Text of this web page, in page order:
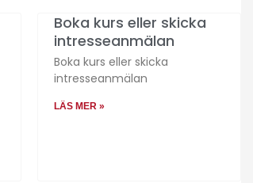
Boka kurs eller skicka
intresseanmälan
Boka kurs eller skicka
intresseanmälan
LÄS MER »